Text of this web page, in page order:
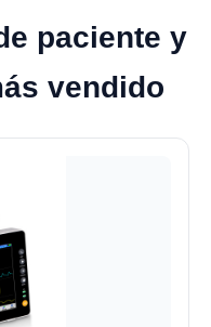
paciente y
vendido